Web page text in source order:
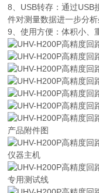
8、USB转存：通过USB
件对测量数据进一步分析
9、使用方便：体积小、
产品附件图
仪器主机
专用测试线